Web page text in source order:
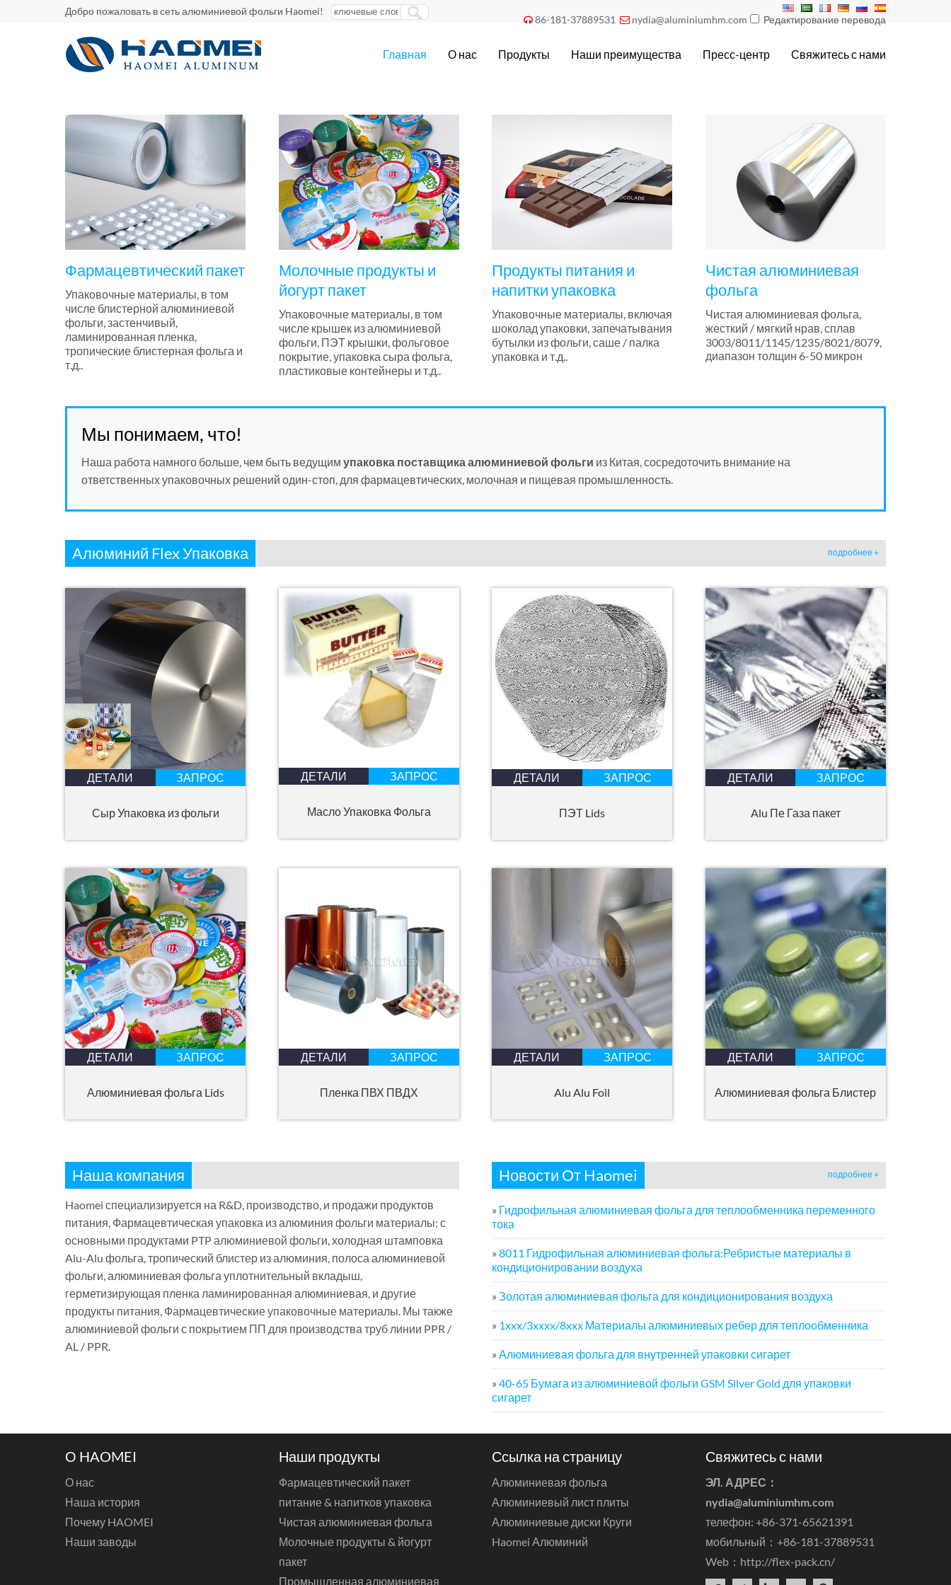
Добро пожаловать в сеть алюминиевой фольги Haomei!
 86-181-37889531  nydia@aluminiumhm.com Редактирование перевода
Главная О нас Продукты Наши преимущества Пресс-центр Свяжитесь с нами
Фармацевтический пакет
Упаковочные материалы, в том
числе блистерной алюминиевой
фольги, застенчивый,
ламинированная пленка,
тропические блистерная фольга и
т.д..
Молочные продукты и
йогурт пакет
Упаковочные материалы, в том
числе крышек из алюминиевой
фольги, ПЭТ крышки, фольговое
покрытие, упаковка сыра фольга,
пластиковые контейнеры и т.д..
Продукты питания и
напитки упаковка
Упаковочные материалы, включая
шоколад упаковки, запечатывания
бутылки из фольги, саше / палка
упаковка и т.д..
Чистая алюминиевая
фольга
Чистая алюминиевая фольга,
жесткий / мягкий нрав, сплав
3003/8011/1145/1235/8021/8079,
диапазон толщин 6-50 микрон
Мы понимаем, что!
Наша работа намного больше, чем быть ведущим упаковка поставщика алюминиевой фольги из Китая, сосредоточить внимание на
ответственных упаковочных решений один-стоп, для фармацевтических, молочная и пищевая промышленность.
Алюминий Flex Упаковка подробнее +
ДЕТАЛИ ЗАПРОС
Сыр Упаковка из фольги
ДЕТАЛИ ЗАПРОС
Масло Упаковка Фольга
ДЕТАЛИ ЗАПРОС
ПЭТ Lids
ДЕТАЛИ ЗАПРОС
Alu Пе Газа пакет
ДЕТАЛИ ЗАПРОС
Алюминиевая фольга Lids
ДЕТАЛИ ЗАПРОС
Пленка ПВХ ПВДХ
ДЕТАЛИ ЗАПРОС
Alu Alu Foil
ДЕТАЛИ ЗАПРОС
Алюминиевая фольга Блистер
Наша компания
Haomei специализируется на R&D, производство, и продажи продуктов
питания, Фармацевтическая упаковка из алюминия фольги материалы; с
основными продуктами PTP алюминиевой фольги, холодная штамповка
Alu-Alu фольга, тропический блистер из алюминия, полоса алюминиевой
фольги, алюминиевая фольга уплотнительный вкладыш,
герметизирующая пленка ламинированная алюминиевая, и другие
продукты питания, Фармацевтические упаковочные материалы. Мы также
алюминиевой фольги с покрытием ПП для производства труб линии PPR /
AL / PPR.
Новости От Haomei подробнее +
» Гидрофильная алюминиевая фольга для теплообменника переменного
тока
»8011 Гидрофильная алюминиевая фольга:Ребристые материалы в
кондиционировании воздуха
» Золотая алюминиевая фольга для кондиционирования воздуха
» 1xxx/3xxxx/8xxx Материалы алюминиевых ребер для теплообменника
» Алюминиевая фольга для внутренней упаковки сигарет
»40-65 Бумага из алюминиевой фольги GSM Silver Gold для упаковки
сигарет
О HAOMEI
О нас
Наша история
Почему HAOMEI
Наши заводы
Наши продукты
Фармацевтический пакет
питание & напитков упаковка
Чистая алюминиевая фольга
Молочные продукты & йогурт
пакет
Промышленная алюминиевая
Ссылка на страницу
Алюминиевая фольга
Алюминиевый лист плиты
Алюминиевые диски Круги
Haomei Алюминий
Свяжитесь с нами
ЭЛ. АДРЕС：
nydia@aluminiumhm.com
телефон: +86-371-65621391
мобильный：+86-181-37889531
Web： http://flex-pack.cn/